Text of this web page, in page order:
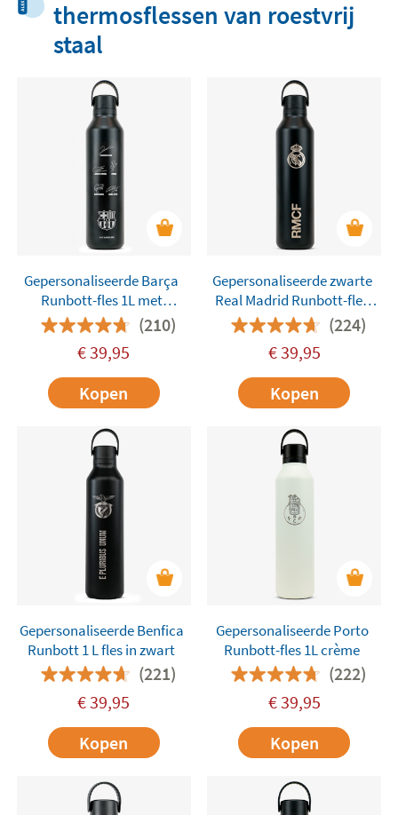
thermosflessen van roestvrij
staal
Gepersonaliseerde Barça
Runbott-fles 1L met
handtekeningen(210)
€39,95
Kopen
Gepersonaliseerde zwarte
Real Madrid Runbott-fles
1L
(224)
€39,95
Kopen
Gepersonaliseerde Benfica
Runbott 1 L fles in zwart
(221)
€39,95
Kopen
Gepersonaliseerde Porto
Runbott-fles 1L crème
(222)
€39,95
Kopen